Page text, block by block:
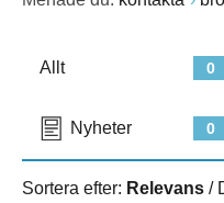
0
Allt
0
Nyheter
Sortera efter: Relevans /